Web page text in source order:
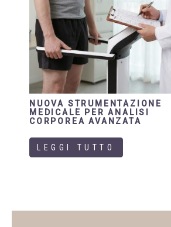
NUOVA STRUMENTAZIONE
MEDICALE PER ANALISI
CORPOREA AVANZATA
LEGGI TUTTO